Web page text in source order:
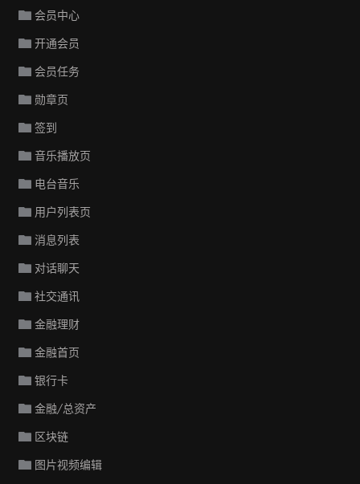
会员中心
开通会员
会员任务
勋章页
签到
音乐播放页
电台音乐
用户列表页
消息列表
对话聊天
社交通讯
金融理财
金融首页
银行卡
金融/总资产
区块链
图片视频编辑